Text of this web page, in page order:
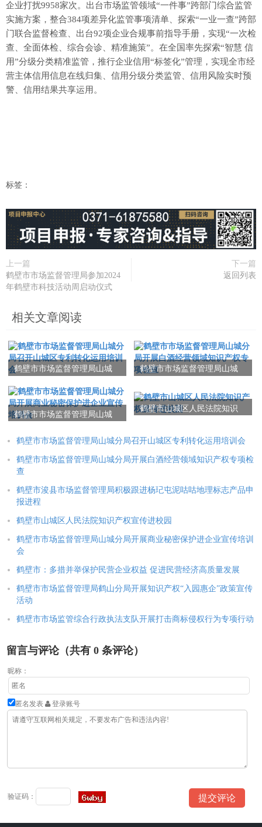
企业打扰9958家次。出台市场监管领域“一件事”跨部门综合监管
实施方案，整合384项差异化监管事项清单、探索“一业一查”跨部
门联合监督检查、出台92项企业合规事前指导手册，实现“一次检
查、全面体检、综合会诊、精准施策”。在全国率先探索“智慧 信
用”分级分类精准监管，推行企业信用“标签化”管理，实现全市经
营主体信用信息在线归集、信用分级分类监管、信用风险实时预
警、信用结果共享运用。
标签：
上一篇
鹤壁市市场监督管理局参加2024
年鹤壁市科技活动周启动仪式
下一篇
返回列表
相关文章阅读
鹤壁市市场监督管理局山城
用培训会
鹤壁市市场监督管理局山城
产权专项检查
鹤壁市市场监督管理局山城
业宣传培训会
鹤壁市山城区人民法院知识
鹤壁市市场监督管理局山城分局召开山城区专利转化运用培训会
鹤壁市市场监督管理局山城分局开展白酒经营领域知识产权专项检
查
鹤壁市浚县市场监督管理局积极跟进杨玘屯泥咕咕地理标志产品申
报进程
鹤壁市山城区人民法院知识产权宣传进校园
鹤壁市市场监督管理局山城分局开展商业秘密保护进企业宣传培训
会
鹤壁市：多措并举保护民营企业权益 促进民营经济高质量发展
鹤壁市市场监督管理局鹤山分局开展知识产权“入园惠企”政策宣传
活动
鹤壁市市场监管综合行政执法支队开展打击商标侵权行为专项行动
留言与评论（共有 0 条评论）
昵称：
匿名发表 登录账号
验证码：